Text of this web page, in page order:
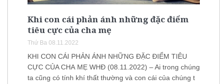
Khi con cái phản ánh những đặc điểm
tiêu cực của cha mẹ
Thứ Ba 08.11.2022
KHI CON CÁI PHẢN ÁNH NHỮNG ĐẶC ĐIỂM TIÊU
CỰC CỦA CHA MẸ WHĐ (08.11.2022) – Ai trong chúng
ta cũng có tính khí thất thường và con cái của chúng t